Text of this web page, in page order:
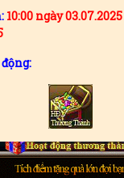
10:00 ngày